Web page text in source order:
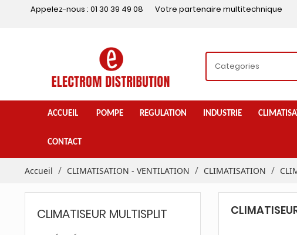
Appelez-nous : 01 30 39 49 08 Votre partenaire multitechnique
ACCUEIL POMPE REGULATION INDUSTRIE
CONTACT
Accueil CLIMATISATION - VENTILATION CLIMATISATION
CLIMATISEUR MULTISPLIT